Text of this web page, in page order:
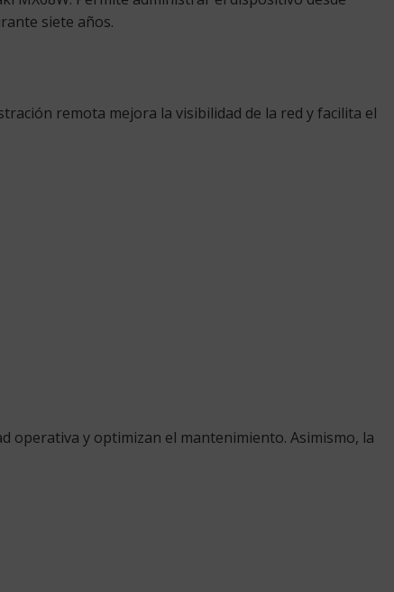
siete años.
remota mejora la visibilidad de la red y facilita el
operativa y optimizan el mantenimiento. Asimismo, la